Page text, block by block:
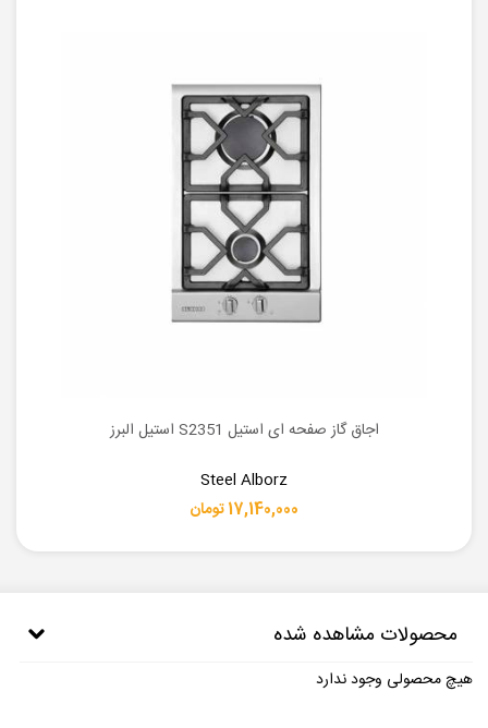
اجاق گاز صفحه ای استیل S2351 استیل البرز
Steel Alborz
17,140,000 تومان
محصولات مشاهده شده
هیچ محصولی وجود ندارد